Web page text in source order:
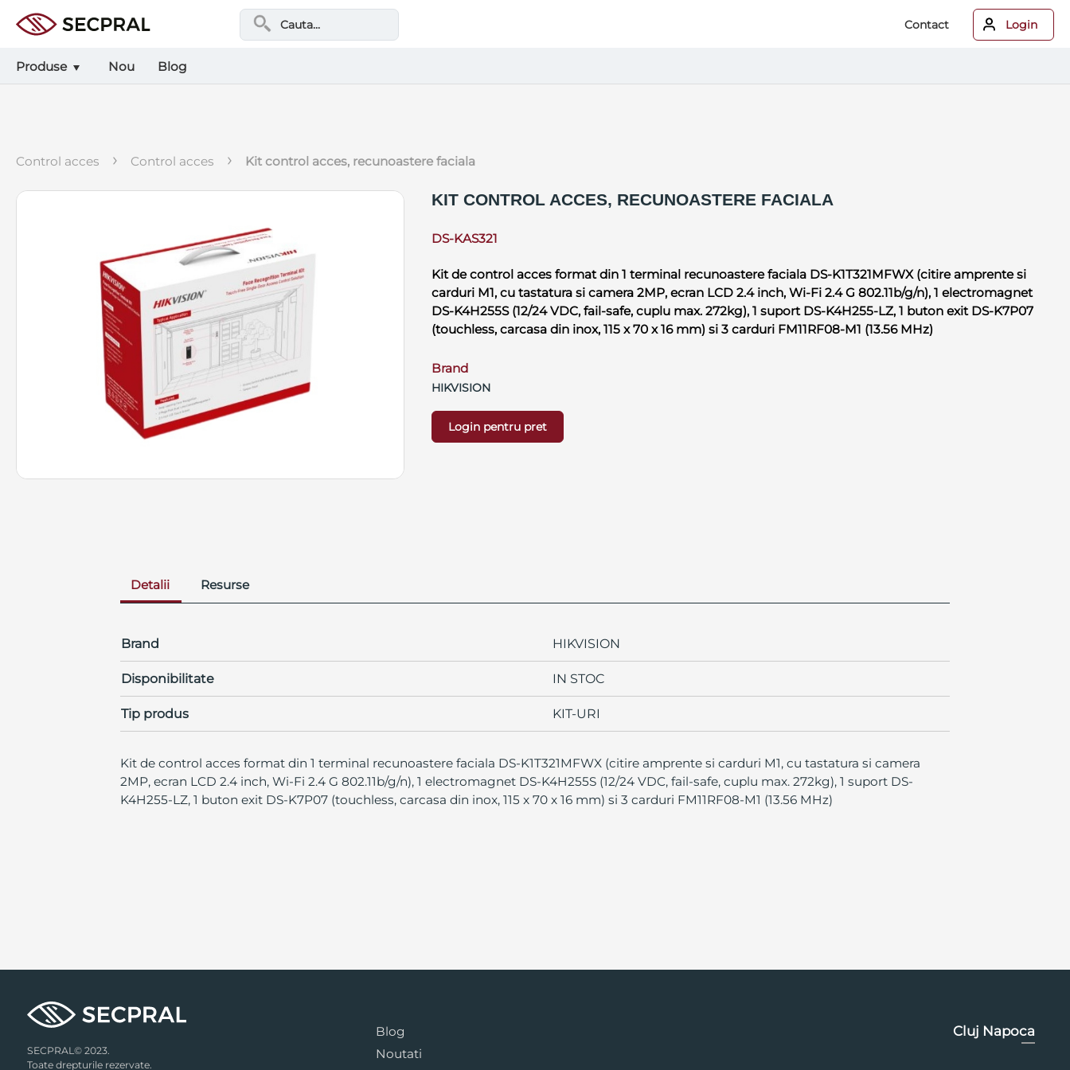
Contact Login
Produse Nou Blog
control acces › control acces › kit control acces, recunoastere faciala
KIT CONTROL ACCES, RECUNOASTERE FACIALA
DS-KAS321
Kit de control acces format din 1 terminal recunoastere faciala DS-K1T321MFWX (citire amprente si
carduri M1, cu tastatura si camera 2MP, ecran LCD 2.4 inch, Wi-Fi 2.4 G 802.11b/g/n), 1 electromagnet
DS-K4H255S (12/24 VDC, fail-safe, cuplu max. 272kg), 1 suport DS-K4H255-LZ, 1 buton exit DS-K7P07
(touchless, carcasa din inox, 115 x 70 x 16 mm) si 3 carduri FM11RF08-M1 (13.56 MHz)
Brand
HIKVISION
Login pentru pret
Detalii Resurse
Brand HIKVISION
Disponibilitate IN STOC
Tip produs KIT-URI
Kit de control acces format din 1 terminal recunoastere faciala DS-K1T321MFWX (citire amprente si carduri M1, cu tastatura si camera
2MP, ecran LCD 2.4 inch, Wi-Fi 2.4 G 802.11b/g/n), 1 electromagnet DS-K4H255S (12/24 VDC, fail-safe, cuplu max. 272kg), 1 suport DS-
K4H255-LZ, 1 buton exit DS-K7P07 (touchless, carcasa din inox, 115 x 70 x 16 mm) si 3 carduri FM11RF08-M1 (13.56 MHz)
SECPRAL© 2023.
Toate drepturile rezervate.
Blog
Noutati
Cluj Napoca